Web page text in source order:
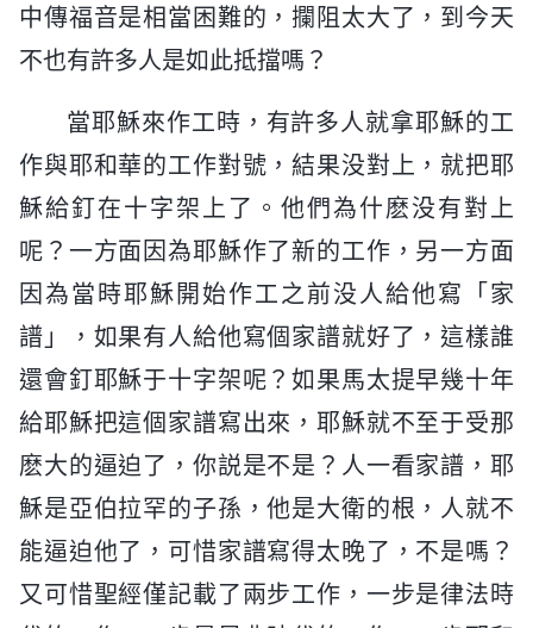
中傳福音是相當困難的，攔阻太大了，到今天
不也有許多人是如此抵擋嗎？
當耶穌來作工時，有許多人就拿耶穌的工
作與耶和華的工作對號，結果没對上，就把耶
穌給釘在十字架上了。他們為什麽没有對上
呢？一方面因為耶穌作了新的工作，另一方面
因為當時耶穌開始作工之前没人給他寫「家
譜」，如果有人給他寫個家譜就好了，這樣誰
還會釘耶穌于十字架呢？如果馬太提早幾十年
給耶穌把這個家譜寫出來，耶穌就不至于受那
麽大的逼迫了，你説是不是？人一看家譜，耶
穌是亞伯拉罕的子孫，他是大衛的根，人就不
能逼迫他了，可惜家譜寫得太晚了，不是嗎？
又可惜聖經僅記載了兩步工作，一步是律法時